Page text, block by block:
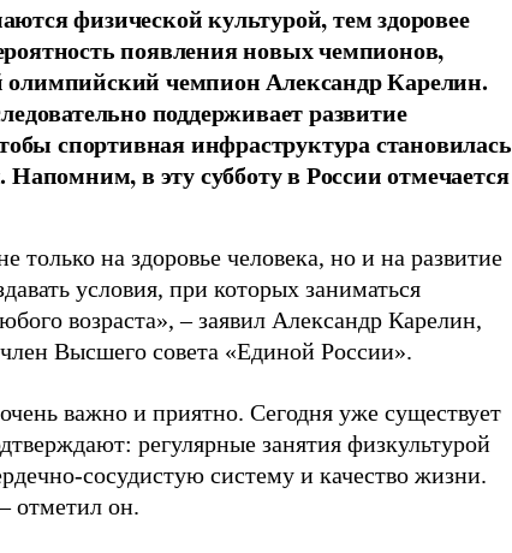
физической культурой, тем здоровее
появления новых чемпионов,
олимпийский чемпион Александр Карелин.
поддерживает развитие
спортивная инфраструктура становилась
в эту субботу в России отмечается
только на здоровье человека, но и на развитие
условия, при которых заниматься
возраста», – заявил Александр Карелин,
Высшего совета «Единой России».
важно и приятно. Сегодня уже существует
регулярные занятия физкультурой
сосудистую систему и качество жизни.
отметил он.